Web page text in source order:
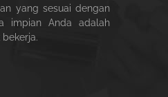
yang sesuai dengan
impian Anda adalah